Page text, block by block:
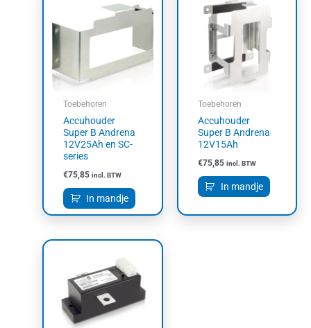
Toebehoren
Accuhouder
Super B Andrena
12V25Ah en SC-
series
€75,85 incl. BTW
In mandje
Toebehoren
Accuhouder
Super B Andrena
12V15Ah
€75,85 incl. BTW
In mandje